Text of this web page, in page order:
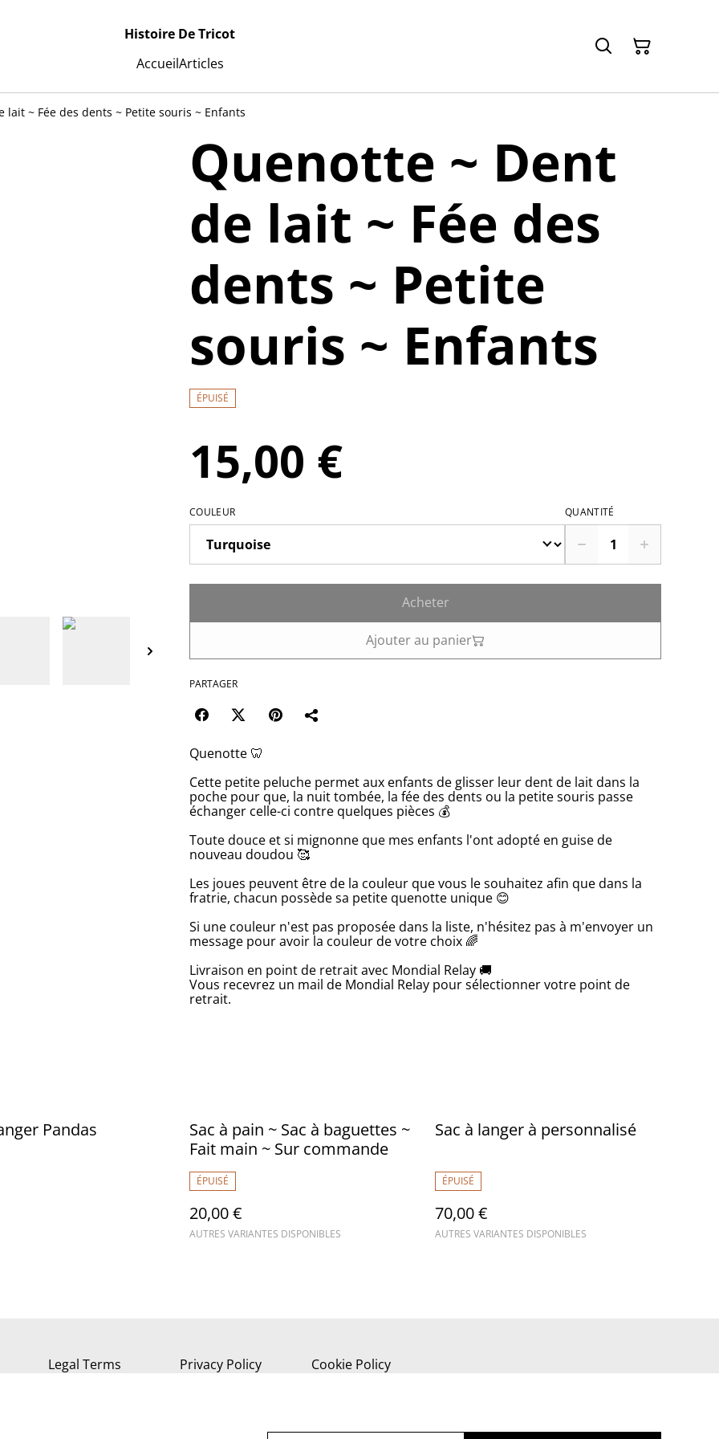
Histoire De Tricot
AccueilArticles
lait ~ Fée des dents ~ Petite souris ~ Enfants
Quenotte ~ Dent
de lait ~ Fée des
dents ~ Petite
souris ~ Enfants
ÉPUISÉ
15,00 €
COULEUR QUANTITÉ
Acheter
Ajouter au panier
PARTAGER
Quenotte 🦷
Cette petite peluche permet aux enfants de glisser leur dent de lait dans la
poche pour que, la nuit tombée, la fée des dents ou la petite souris passe
échanger celle-ci contre quelques pièces 💰
Toute douce et si mignonne que mes enfants l'ont adopté en guise de
nouveau doudou 🥰
Les joues peuvent être de la couleur que vous le souhaitez afin que dans la
fratrie, chacun possède sa petite quenotte unique 😊
Si une couleur n'est pas proposée dans la liste, n'hésitez pas à m'envoyer un
message pour avoir la couleur de votre choix 🌈
Livraison en point de retrait avec Mondial Relay 🚚
Vous recevrez un mail de Mondial Relay pour sélectionner votre point de
retrait.
Pandas
Sac à pain ~ Sac à baguettes ~
Fait main ~ Sur commande
ÉPUISÉ
20,00 €
AUTRES VARIANTES DISPONIBLES
Sac à langer à personnalisé
ÉPUISÉ
70,00 €
AUTRES VARIANTES DISPONIBLES
Legal Terms Privacy Policy Cookie Policy